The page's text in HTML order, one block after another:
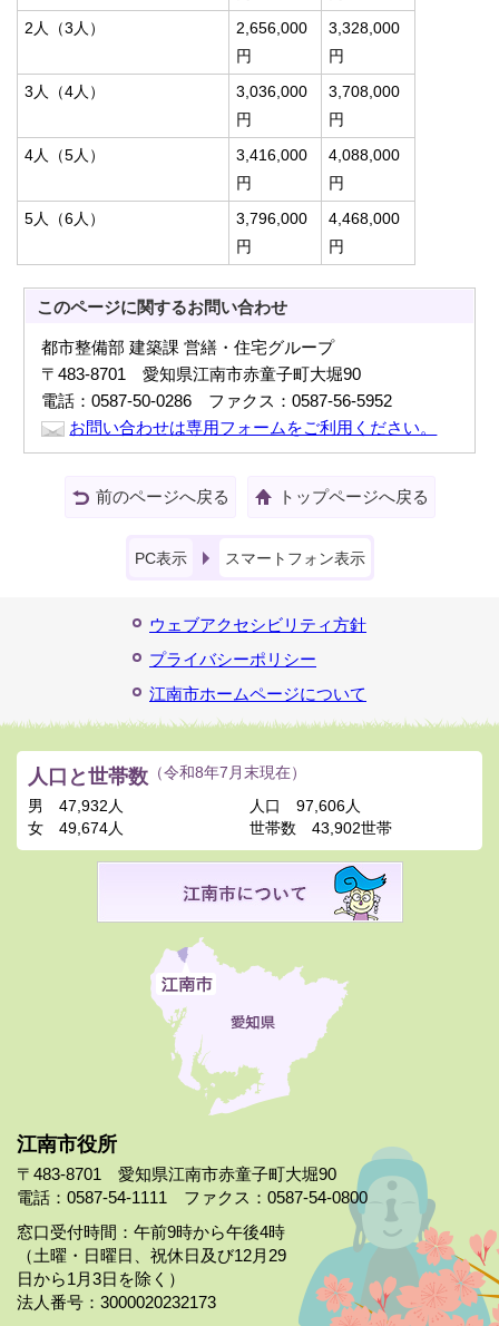
2人（3人）
2,656,000
円
3,328,000
円
3人（4人）
3,036,000
円
3,708,000
円
4人（5人）
3,416,000
円
4,088,000
円
5人（6人）
3,796,000
円
4,468,000
円
このページに関するお問い合わせ
都市整備部 建築課 営繕・住宅グループ
〒483-8701 愛知県江南市赤童子町大堀90
電話：0587-50-0286 ファクス：0587-56-5952
お問い合わせは専用フォームをご利用ください。
前のページへ戻る トップページへ戻る
PC表示 スマートフォン表示
ウェブアクセシビリティ方針
プライバシーポリシー
江南市ホームページについて
江南市役所
〒483-8701 愛知県江南市赤童子町大堀90
電話：0587-54-1111 ファクス：0587-54-0800
窓口受付時間：午前9時から午後4時
（土曜・日曜日、祝休日及び12月29
日から1月3日を除く）
法人番号：3000020232173
人口と世帯数 （令和8年7月末現在）
男
47,932人
女
49,674人
人口
97,606人
世帯数
43,902世帯